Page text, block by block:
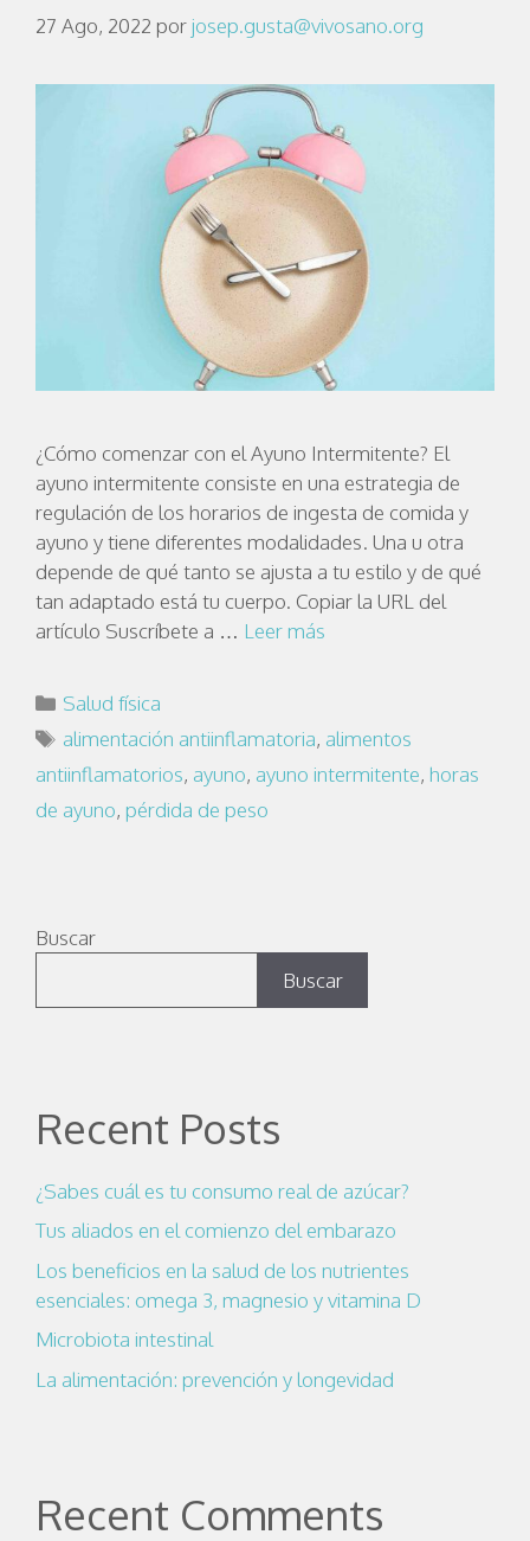
27 Ago, 2022 por josep.gusta@vivosano.org
¿Cómo comenzar con el Ayuno Intermitente? El
ayuno intermitente consiste en una estrategia de
regulación de los horarios de ingesta de comida y
ayuno y tiene diferentes modalidades. Una u otra
depende de qué tanto se ajusta a tu estilo y de qué
tan adaptado está tu cuerpo. Copiar la URL del
artículo Suscríbete a … Leer más
Salud física
alimentación antiinflamatoria, alimentos
antiinflamatorios, ayuno, ayuno intermitente, horas
de ayuno, pérdida de peso
Buscar
Buscar
Recent Posts
¿Sabes cuál es tu consumo real de azúcar?
Tus aliados en el comienzo del embarazo
Los beneficios en la salud de los nutrientes
esenciales: omega 3, magnesio y vitamina D
Microbiota intestinal
La alimentación: prevención y longevidad
Recent Comments